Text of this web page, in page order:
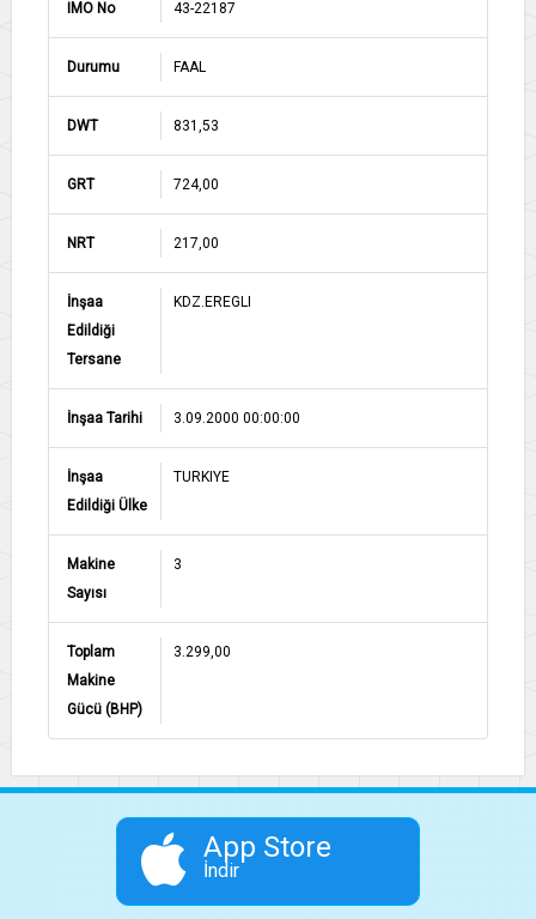
IMO No 43-22187
Durumu FAAL
DWT 831,53
GRT 724,00
NRT 217,00
İnşaa
Edildiği
Tersane
KDZ.EREGLI
İnşaa Tarihi 3.09.2000 00:00:00
İnşaa
Edildiği Ülke
TURKIYE
Makine
Sayısı
3
Toplam
Makine
Gücü (BHP)
3.299,00
App Store
İndir